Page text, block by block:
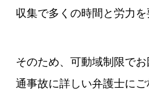
収集で多くの時間と労力を
そのため、可動域制限で
通事故に詳しい弁護士にご